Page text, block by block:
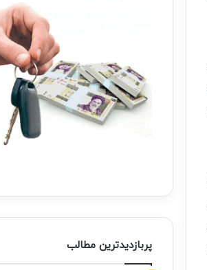
پربازدیدترین مطالب